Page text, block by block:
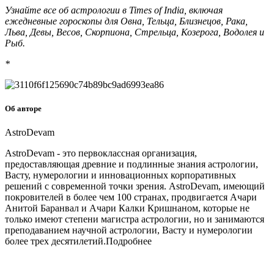
Узнайте все об астрологии в Times of India, включая
ежедневные гороскопы для Овна, Тельца, Близнецов, Рака,
Льва, Девы, Весов, Скорпиона, Стрельца, Козерога, Водолея и
Рыб.
*
Об авторе
AstroDevam
AstroDevam - это первоклассная организация,
предоставляющая древние и подлинные знания астрологии,
Васту, нумерологии и инновационных корпоративных
решений с современной точки зрения. AstroDevam, имеющий
покровителей в более чем 100 странах, продвигается Ачари
Анитой Баранвал и Ачари Калки Кришнаном, которые не
только имеют степени магистра астрологии, но и занимаются
преподаванием научной астрологии, Васту и нумерологии
более трех десятилетий.Подробнее